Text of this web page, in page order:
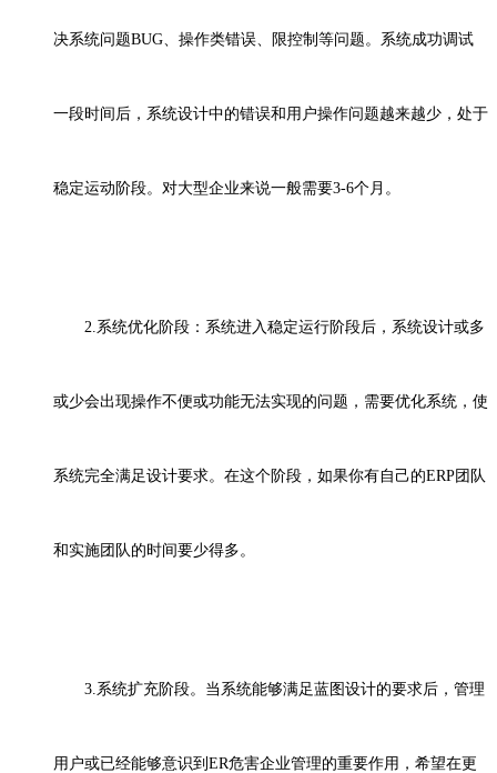
决系统问题BUG 操作类错误 限控制等问题。系统成功调试
一段时间后，系统设计中的错误和用户操作问题越来越少，处于
稳定运动阶段。对大型企业来说一般需要3-6个月。
2.系统优化阶段：系统进入稳定运行阶段后，系统设计或多
或少会出现操作不便或功能无法实现的问题，需要优化系统，使
系统完全满足设计要求。在这个阶段，如果你有自己的ERP团队
和实施团队的时间要少得多。
3. 系统扩充阶段。当系统能够满足蓝图设计的要求后，管理
用户或已经能够意识到ER危害企业管理的重要作用，希望在更